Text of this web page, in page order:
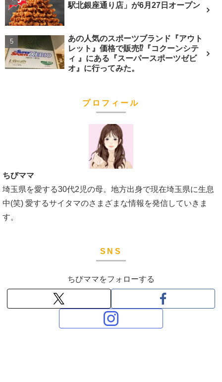
駅北銀座通り店」が6月27日オープン
あの人気のスポーツブランド『アウト
レット』価格で販売⁉︎『コクーンシテ
ィ 』にある『スーパースポーツゼビ
オ』に行ってみた。
プロフィール
ちびママ
埼玉県を愛する30代2児の母。地方出身で現在埼玉県に生息
中(笑) 愛するサイタマのさまざまな情報を発信していきま
す。
SNS
ちびママをフォローする